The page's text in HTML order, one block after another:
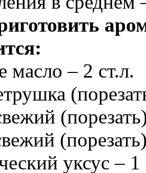
масло – 2 ст.л.
уксус – 1